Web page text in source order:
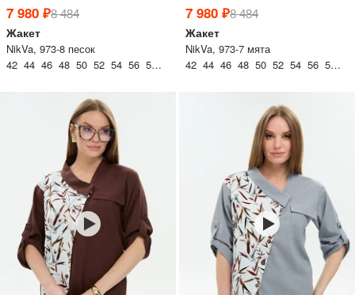
7 980 ₽8 484
Жакет
NikVa, 973-8 песок
42 44 46 48 50 52 54 56 58 60
7 980 ₽8 484
Жакет
NikVa, 973-7 мята
42 44 46 48 50 52 54 56 58 60